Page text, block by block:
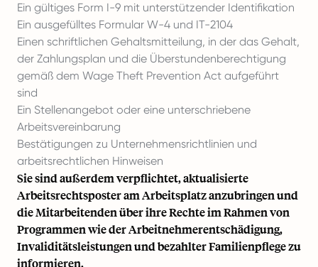
Ein gültiges Form I-9 mit unterstützender Identifikation
Ein ausgefülltes Formular W-4 und IT-2104
Einen schriftlichen Gehaltsmitteilung, in der das Gehalt,
der Zahlungsplan und die Überstundenberechtigung
gemäß dem Wage Theft Prevention Act aufgeführt
sind
Ein Stellenangebot oder eine unterschriebene
Arbeitsvereinbarung
Bestätigungen zu Unternehmensrichtlinien und
arbeitsrechtlichen Hinweisen
Sie sind außerdem verpflichtet, aktualisierte
Arbeitsrechtsposter am Arbeitsplatz anzubringen und
die Mitarbeitenden über ihre Rechte im Rahmen von
Programmen wie der Arbeitnehmerentschädigung,
Invaliditätsleistungen und bezahlter Familienpflege zu
informieren.